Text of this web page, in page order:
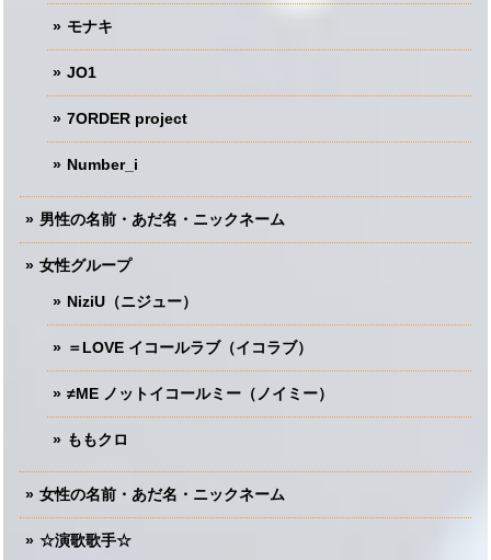
モナキ
JO1
7ORDER project
Number_i
男性の名前・あだ名・ニックネーム
女性グループ
NiziU（ニジュー）
＝LOVE イコールラブ（イコラブ）
≠ME ノットイコールミー（ノイミー）
ももクロ
女性の名前・あだ名・ニックネーム
☆演歌歌手☆